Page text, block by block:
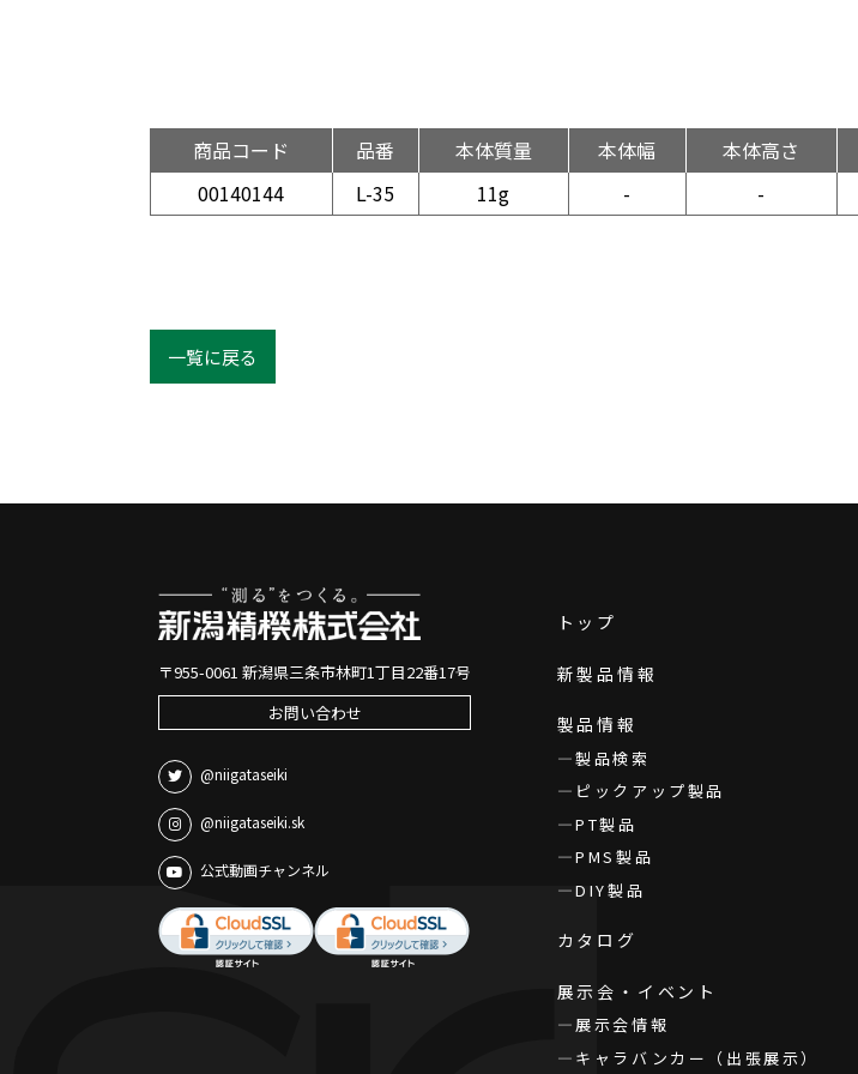
商品コード 品番 本体質量 本体幅 本体高さ
00140144
L-35 11g - -
一覧に戻る
〒955-0061 新潟県三条市林町1丁目22番17号
お問い合わせ
@niigataseiki
@niigataseiki.sk
公式動画チャンネル
トップ
新製品情報
製品情報
製品検索
ピックアップ製品
PT製品
PMS製品
DIY製品
カタログ
展示会・イベント
展示会情報
キャラバンカー（出張展示）